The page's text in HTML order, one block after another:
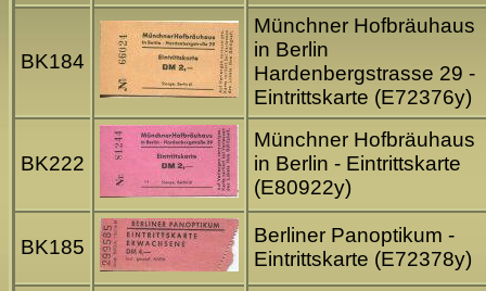
BK184
Münchner Hofbräuhaus
in Berlin
Hardenbergstrasse 29 -
Eintrittskarte (E72376y)
BK222
Münchner Hofbräuhaus
in Berlin - Eintrittskarte
(E80922y)
BK185
Berliner Panoptikum -
Eintrittskarte (E72378y)